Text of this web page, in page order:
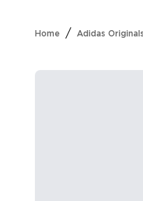
Home / Adidas Originals